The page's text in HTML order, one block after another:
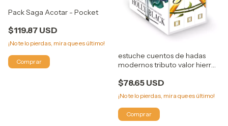
Pack Saga Acotar - Pocket
$119.87 USD
¡No te lo pierdas, mira que es último!
estuche cuentos de hadas
modernos tributo valor hierro
$78.65 USD
¡No te lo pierdas, mira que es último!